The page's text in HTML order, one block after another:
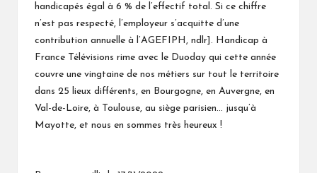
handicapés égal à 6 % de l’effectif total. Si ce chiffre
n’est pas respecté, l’employeur s’acquitte d’une
contribution annuelle à l’AGEFIPH, ndlr]. Handicap à
France Télévisions rime avec le Duoday qui cette année
couvre une vingtaine de nos métiers sur tout le territoire
dans 25 lieux différents, en Bourgogne, en Auvergne, en
Val-de-Loire, à Toulouse, au siège parisien… jusqu’à
Mayotte, et nous en sommes très heureux !